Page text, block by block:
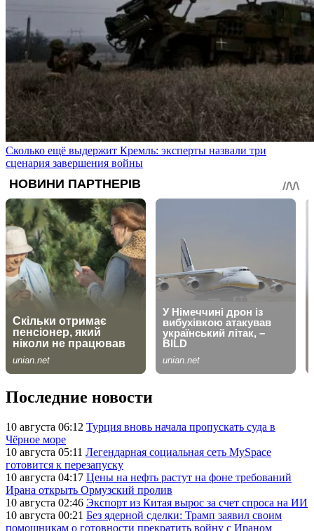
Сколько ещё выдержит Кремль: эксперты назвали три
сценария завершения войны
Последние новости
10 августа 06:12 Турция вновь начала пропускать суда в
Чёрное море
10 августа 05:11 Легендарная социальная сеть MySpace
готовится к перезапуску
10 августа 04:17 Цены на нефть растут на фоне требований
Ирана открыть Ормузский пролив
10 августа 02:46 Экспорт из Китая вырос за счет спроса на ИИ
10 августа 00:21 Без ядерной сделки: Трамп заявил своим
помощникам о готовности прекратить войну с Ираном